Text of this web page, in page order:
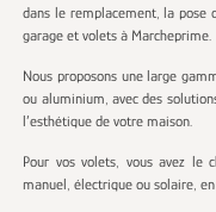
dans le remplacement, la pose
garage et volets à Marcheprime.
Nous proposons une large
ou aluminium, avec des
l’esthétique de votre maison.
Pour vos volets, vous avez le
manuel, électrique ou solaire,